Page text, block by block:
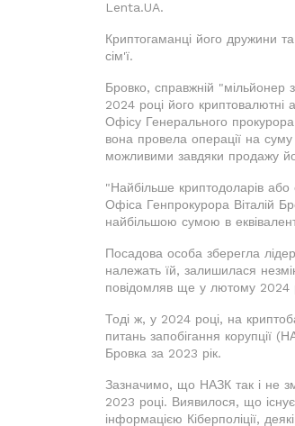
Lenta.UA.
Криптогаманці його дружини
сім'ї.
Бровко, справжній "мільйонер
2024 році його криптовалютні
Офісу Генерального
вона провела операції на
можливими завдяки продажу
"Найбільше криптодоларів або
Офіса Генпрокурора Віталій
найбільшою сумою в
Посадова особа зберегла
належать їй, залишилася
повідомляв ще у лютому 2024
Тоді ж, у 2024 році, на
питань запобігання корупції
Бровка за 2023 рік.
Зазначимо, що НАЗК так і не
2023 році. Виявилося, що існує
інформацією Кіберполіції,